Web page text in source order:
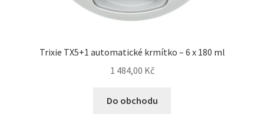
Trixie TX5+1 automatické krmítko – 6 x 180 ml
1 484,00 Kč
Do obchodu